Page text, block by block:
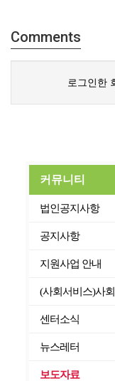
Comments
로그인한
커뮤니티
법인공지사항
공지사항
지원사업 안내
(사회서비스)사
센터소식
뉴스레터
보도자료